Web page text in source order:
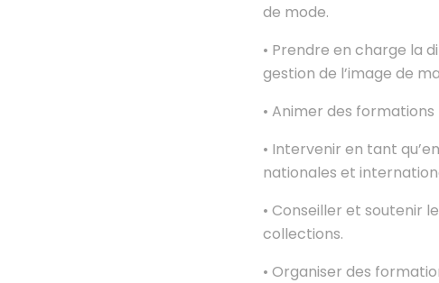
de mode.
• Prendre en charge la
gestion de l’image de
• Animer des
• Intervenir en tant
nationales et
• Conseiller et soutenir
collections.
• Organiser des